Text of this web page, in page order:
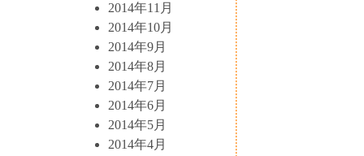
2014年11月
2014年10月
2014年9月
2014年8月
2014年7月
2014年6月
2014年5月
2014年4月